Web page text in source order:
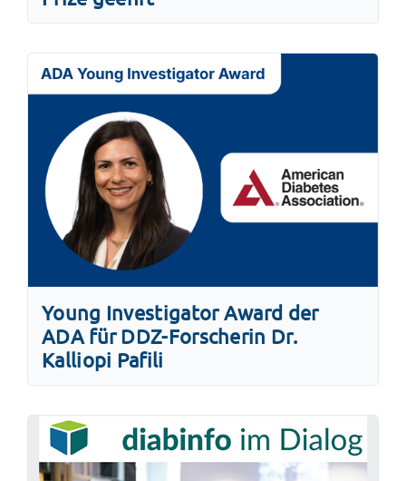
Young Investigator Award der
ADA für DDZ-Forscherin Dr.
Kalliopi Pafili